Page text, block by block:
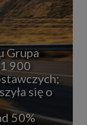
Grupa
900
się o
50%